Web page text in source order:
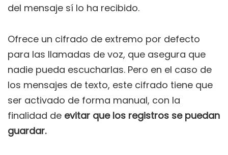
del mensaje sí lo ha recibido.
Ofrece un cifrado de extremo por defecto
para las llamadas de voz, que asegura que
nadie pueda escucharlas. Pero en el caso de
los mensajes de texto, este cifrado tiene que
ser activado de forma manual, con la
finalidad de evitar que los registros se puedan
guardar.